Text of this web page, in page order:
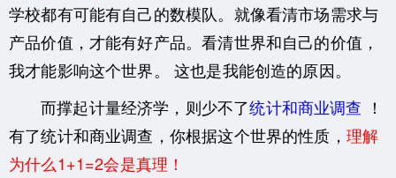
学校都有可能有自己的数模队。 就像看清市场需求与
产品价值，才能有好产品。看清世界和自己的价值，
我才能影响这个世界。 这也是我能创造的原因。
而撑起计量经济学，则少不了统计和商业调查 ！
有了统计和商业调查，你根据这个世界的性质， 理解
为什么1+1=2会是真理！